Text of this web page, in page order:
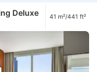
Deluxe
41 m²/441 ft²